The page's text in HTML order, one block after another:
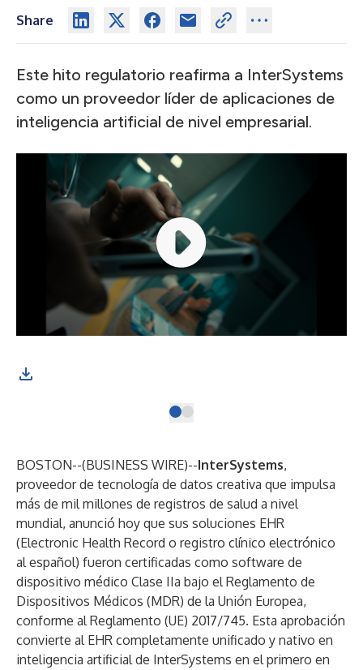
Share
Este hito regulatorio reafirma a InterSystems
como un proveedor líder de aplicaciones de
inteligencia artificial de nivel empresarial.
BOSTON--(BUSINESS WIRE)--InterSystems,
proveedor de tecnología de datos creativa que impulsa
más de mil millones de registros de salud a nivel
mundial, anunció hoy que sus soluciones EHR
(Electronic Health Record o registro clínico electrónico
al español) fueron certificadas como software de
dispositivo médico Clase IIa bajo el Reglamento de
Dispositivos Médicos (MDR) de la Unión Europea,
conforme al Reglamento (UE) 2017/745. Esta aprobación
convierte al EHR completamente unificado y nativo en
inteligencia artificial de InterSystems en el primero en